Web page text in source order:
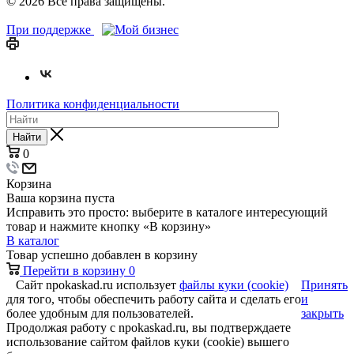
При поддержке
Политика конфиденциальности
Найти
0
Корзина
Ваша корзина пуста
Исправить это просто: выберите в каталоге интересующий
товар и нажмите кнопку «В корзину»
В каталог
Товар успешно добавлен в корзину
Перейти в корзину 0
Сайт npokaskad.ru использует файлы куки (cookie)
для того, чтобы обеспечить работу сайта и сделать его
более удобным для пользователей.
Продолжая работу с npokaskad.ru, вы подтверждаете
использование сайтом файлов куки (cookie) вышего
Принять
и
закрыть